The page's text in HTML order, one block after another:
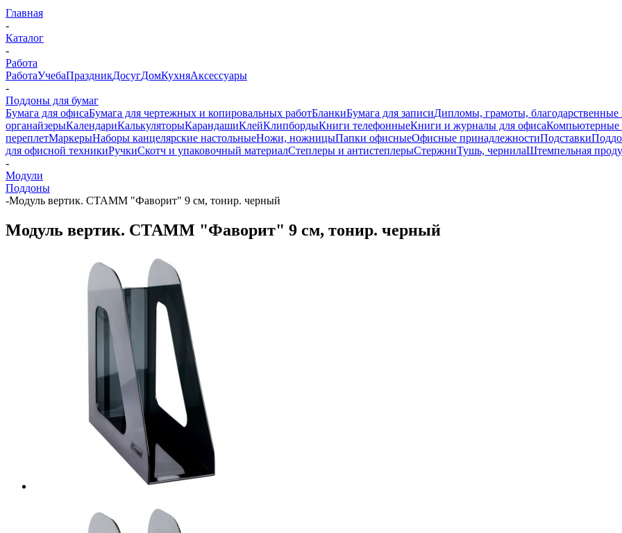
Главная
-
Каталог
-
Работа
РаботаУчебаПраздникДосугДомКухняАксессуары
-
Поддоны для бумаг
Бумага для офисаБумага для чертежных и копировальных работБланкиБумага для записиДипломы, грамоты, благодарственные
органайзерыКалендариКалькуляторыКарандашиКлейКлипбордыКниги телефонныеКниги и журналы для офисаКомпьютерные
переплетМаркерыНаборы канцелярские настольныеНожи, ножницыПапки офисныеОфисные принадлежностиПодставки
для офисной техникиРучкиСкотч и упаковочный материалСтеплеры и антистеплерыСтержниТушь, чернилаШтемпельная
-
Модули
Поддоны
-Модуль вертик. СТАММ "Фаворит" 9 см, тонир. черный
Модуль вертик. СТАММ "Фаворит" 9 см, тонир. черный